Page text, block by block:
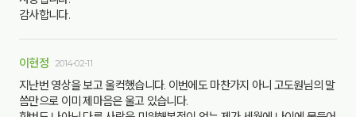
감사합니다.
이현정 2014-02-11
지난번 영상을 보고 울컥했습니다. 이번에도 마찬가지 아니 고도원님의 말
씀만으로 이미 제마음은 울고 있습니다.